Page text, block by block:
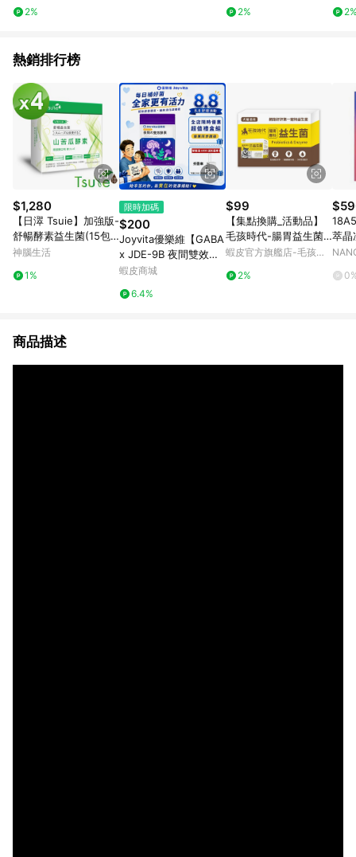
2%
2%
熱銷排行榜
$1,280
【日濢 Tsuie】加強版-
舒暢酵素益生菌(15包/
盒)x4 幫助排便順暢 山
菌株
神腦生活
1%
限時加碼
$200
Joyvita優樂維【GABA
x JDE-9B 夜間雙效酵
素】夜貓必備有助放鬆
夜酵素 新陳代謝
蝦皮商城
6.4%
$99
【集點換購_活動品】
毛孩時代-腸胃益生菌
體驗組(3包/盒)
蝦皮官方旗艦店-毛孩時
2%
萃晶
播
商品描述